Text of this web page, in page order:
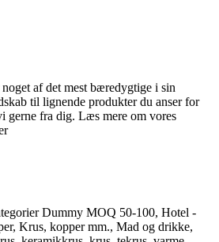
af det mest bæredygtige i sin
til lignende produkter du anser for
gerne fra dig. Læs mere om vores
Dummy MOQ 50-100, Hotel -
, Krus, kopper mm., Mad og drikke,